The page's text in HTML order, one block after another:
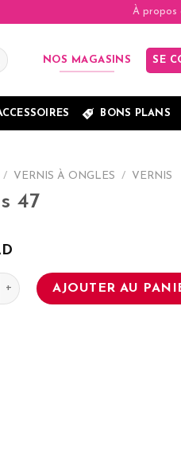
À propos
NOS MAGASINS SE
BONS PLANS
/ VERNIS À ONGLES / VERNIS
47
Vernis 47
AJOUTER AU